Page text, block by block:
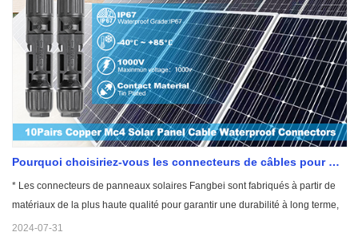
Pourquoi choisiriez-vous les connecteurs de câbles pour panneaux solaires Fangbei ?
* Les connecteurs de panneaux solaires Fangbei sont fabriqués à partir de
matériaux de la plus haute qualité pour garantir une durabilité à long terme,
plus lourds et plus robustes que d'autres produits similaires sur le marché.
2024-07-31